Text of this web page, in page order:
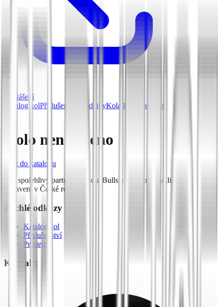
Přihlášení
Katalog kolPříslušenství ProdejnyKola Bulls Kontakt
Kolo nenalezeno
Zpět do katalogu
Váš spolehlivý partner pro kola Bulls a prémiové cyklistické
vybavení v České republice.
Rychlé odkazy
Katalog kol
Příslušenství
Prodejny
Kontakt